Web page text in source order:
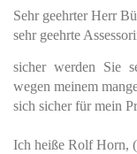
Sehr geehrter Herr
sehr geehrte
sicher werden Sie
wegen meinem
sich sicher für mein
Ich heiße Rolf Horn, (